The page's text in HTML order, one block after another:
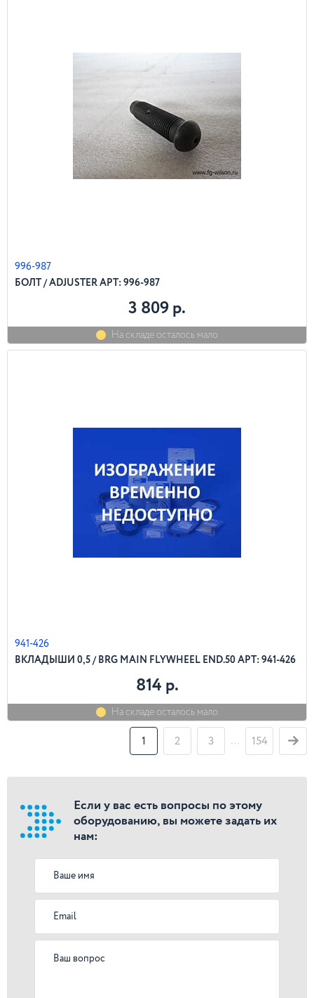
996-987
БОЛТ / ADJUSTER АРТ: 996-987
3 809 р.
На складе осталось мало
941-426
ВКЛАДЫШИ 0,5 / BRG MAIN FLYWHEEL END.50 АРТ: 941-426
814 р.
На складе осталось мало
1 2 3 … 154
Если у вас есть вопросы по этому
оборудованию, вы можете задать их
нам: